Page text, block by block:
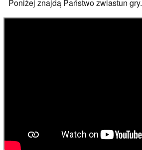
Poniżej znajdą Państwo zwiastun gry.